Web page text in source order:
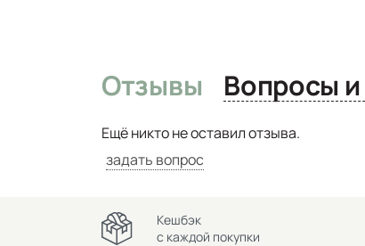
Отзывы
Ещё никто не оставил отзыва.
задать вопрос
Кешбэк
с каждой покупки